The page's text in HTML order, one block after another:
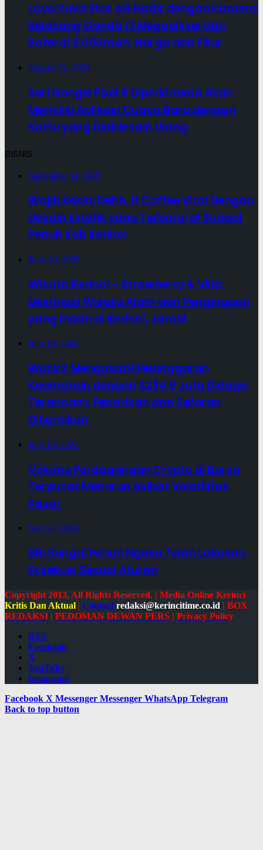
Lava Yuva Star 4G Hadir dengan Kamera
Belakang Ganda 13 Megapiksel dan
Baterai 5.000mAh: Harga dan Fitur
August 12, 2024
Seri Google Pixel 9 Diperkirakan Akan
Memiliki Aplikasi Cuaca Baru dengan
Kartu yang Dididesain Ulang
BISNIS
September 11, 2025
Wajib Kesini Dehh..!! Caffee Viral Dengan
Desain Estetik yang Terbarui di Sungai
Penuh Kab Kerinci
June 10, 2025
Wisata Kerinci – Strawberry & Villa:
Destinasi Wisata Alam dan Penginapan
yang Indah di Kerinci, Jambi
July 19, 2024
WazirX Mengalami Pelanggaran
Keamanan dengan $234,9 Juta Diduga
Terancam; Penarikan dan Setoran
Dihentikan
July 19, 2024
Volume Perdagangan Crypto di Bursa
Terpusat Menurun Akibat Volatilitas
Pasar
May 14, 2024
BRI Sungai Penuh Ngaku Telah Lakukan
Eksekusi Sesuai Aturan
Copyright 2013, All Rights Reserved. | Media Online Kerinci
Kritis Dan Aktual | Contact redaksi@kerincitime.co.id | BOX
REDAKSI | PEDOMAN DEWAN PERS | Privacy Policy
RSS
Facebook
X
YouTube
Instagram
Facebook X Messenger Messenger WhatsApp Telegram
Back to top button